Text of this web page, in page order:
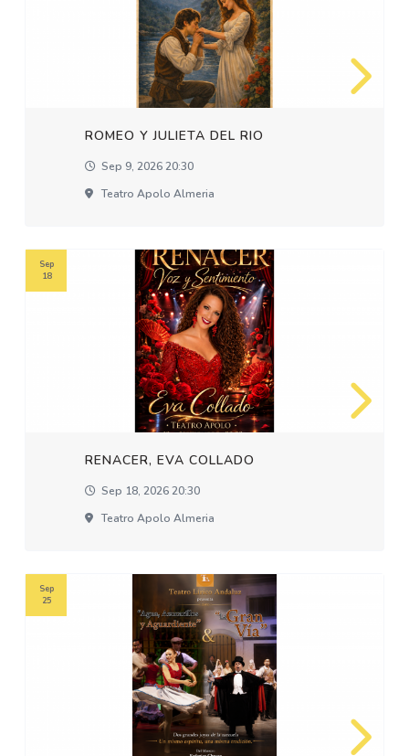
ROMEO Y JULIETA DEL RIO
Sep 9, 2026 20:30
Teatro Apolo Almeria
RENACER, EVA COLLADO
Sep 18, 2026 20:30
Teatro Apolo Almeria
Sep
18
Sep
25